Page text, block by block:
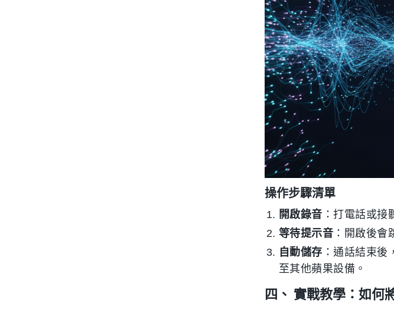
操作步驟清單
開啟錄音 ：打電話或接
等待提示音 ：開啟後會
自動儲存 ：通話結束
至其他蘋果設備。
四、 實戰教學：如何